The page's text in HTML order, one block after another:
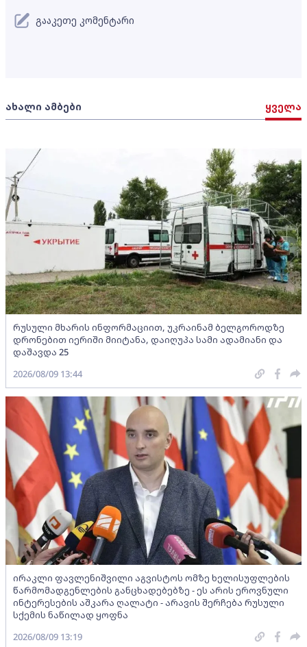
ახალი ამბები ყველა
რუსული მხარის ინფორმაციით, უკრაინამ ბელგოროდზე
დრონებით იერიში მიიტანა, დაიღუპა სამი ადამიანი და
დაშავდა 25
2026/08/09 13:44
ირაკლი ფავლენიშვილი აგვისტოს ომზე ხელისუფლების
წარმომადგენლების განცხადებებზე - ეს არის ეროვნული
ინტერესების აშკარა ღალატი - არავის შერჩება რუსული
სქემის ნაწილად ყოფნა
2026/08/09 13:19
გააკეთე კომენტარი